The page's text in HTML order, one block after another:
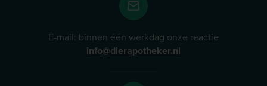
E-mail: binnen één werkdag onze reactie
info@dierapotheker.nl